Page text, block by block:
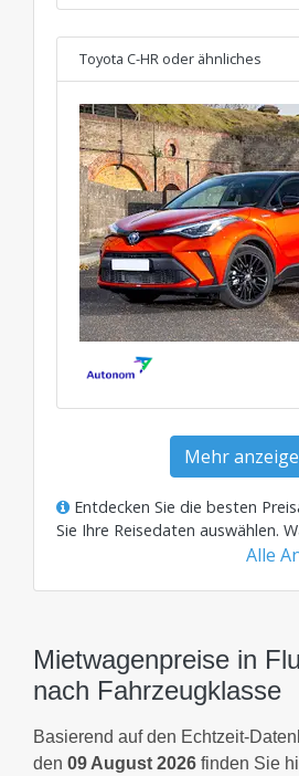
Toyota C-HR oder ähnliches
Mehr
Entdecken Sie die besten
Sie Ihre Reisedaten auswählen.
Alle
Mietwagenpreise in
nach Fahrzeugklasse
Basierend auf den Echtzeit-
den 09 August 2026 finden Sie